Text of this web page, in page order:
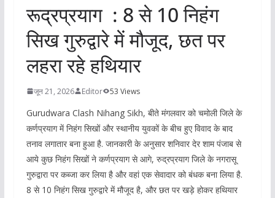
रूद्रप्रयाग : 8 से 10 निहंग
सिख गुरुद्वारे में मौजूद, छत पर
लहरा रहे हथियार
जून 21, 2026 Editor 53 Views
Gurudwara Clash Nihang Sikh, बीते मंगलवार को चमोली जिले के
कर्णप्रयाग में निहंग सिखों और स्थानीय युवकों के बीच हुए विवाद के बाद
तनाव लगातार बना हुआ है. जानकारी के अनुसार शनिवार देर शाम पंजाब से
आये कुछ निहंग सिखों ने कर्णप्रयाग से आगे, रुद्रप्रयाग जिले के नगरासू
गुरुद्वारा पर कब्जा कर लिया है और वहां एक सेवादार को बंधक बना लिया है.
8 से 10 निहंग सिख गुरुद्वारे में मौजूद है, और छत पर खड़े होकर हथियार